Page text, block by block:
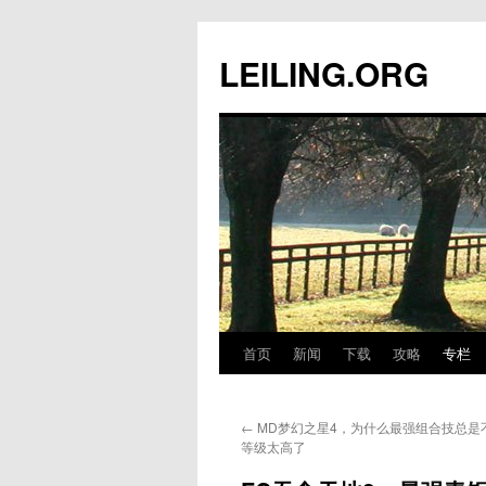
文
LEILING.ORG
首页 新闻 下载 攻略 专栏
← MD梦幻之星4，为什么最强组合技总是
等级太高了